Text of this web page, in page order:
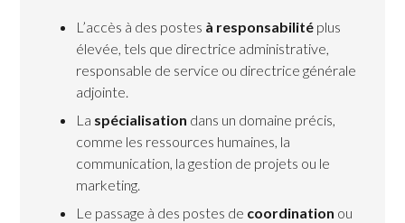
L’accès à des postes à responsabilité plus
élevée, tels que directrice administrative,
responsable de service ou directrice générale
adjointe.
La spécialisation dans un domaine précis,
comme les ressources humaines, la
communication, la gestion de projets ou le
marketing.
Le passage à des postes de coordination ou